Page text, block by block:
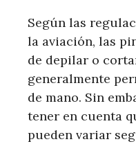
Según las
la aviación, las
de depilar o
generalmente
de mano. Sin
tener en cuenta
pueden variar